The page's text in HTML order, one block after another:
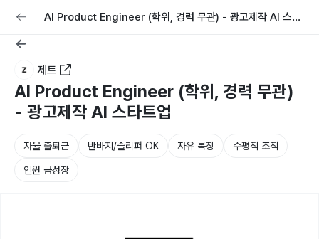
커리어 채용공고 올리기
AI Product Engineer (학위, 경력 무관) - 광고제작 AI 스타
제트
AI Product Engineer (학위, 경력 무관)
- 광고제작 AI 스타트업
자율 출퇴근 반바지/슬리퍼 OK 자유 복장 수평적 조직
인원 급성장